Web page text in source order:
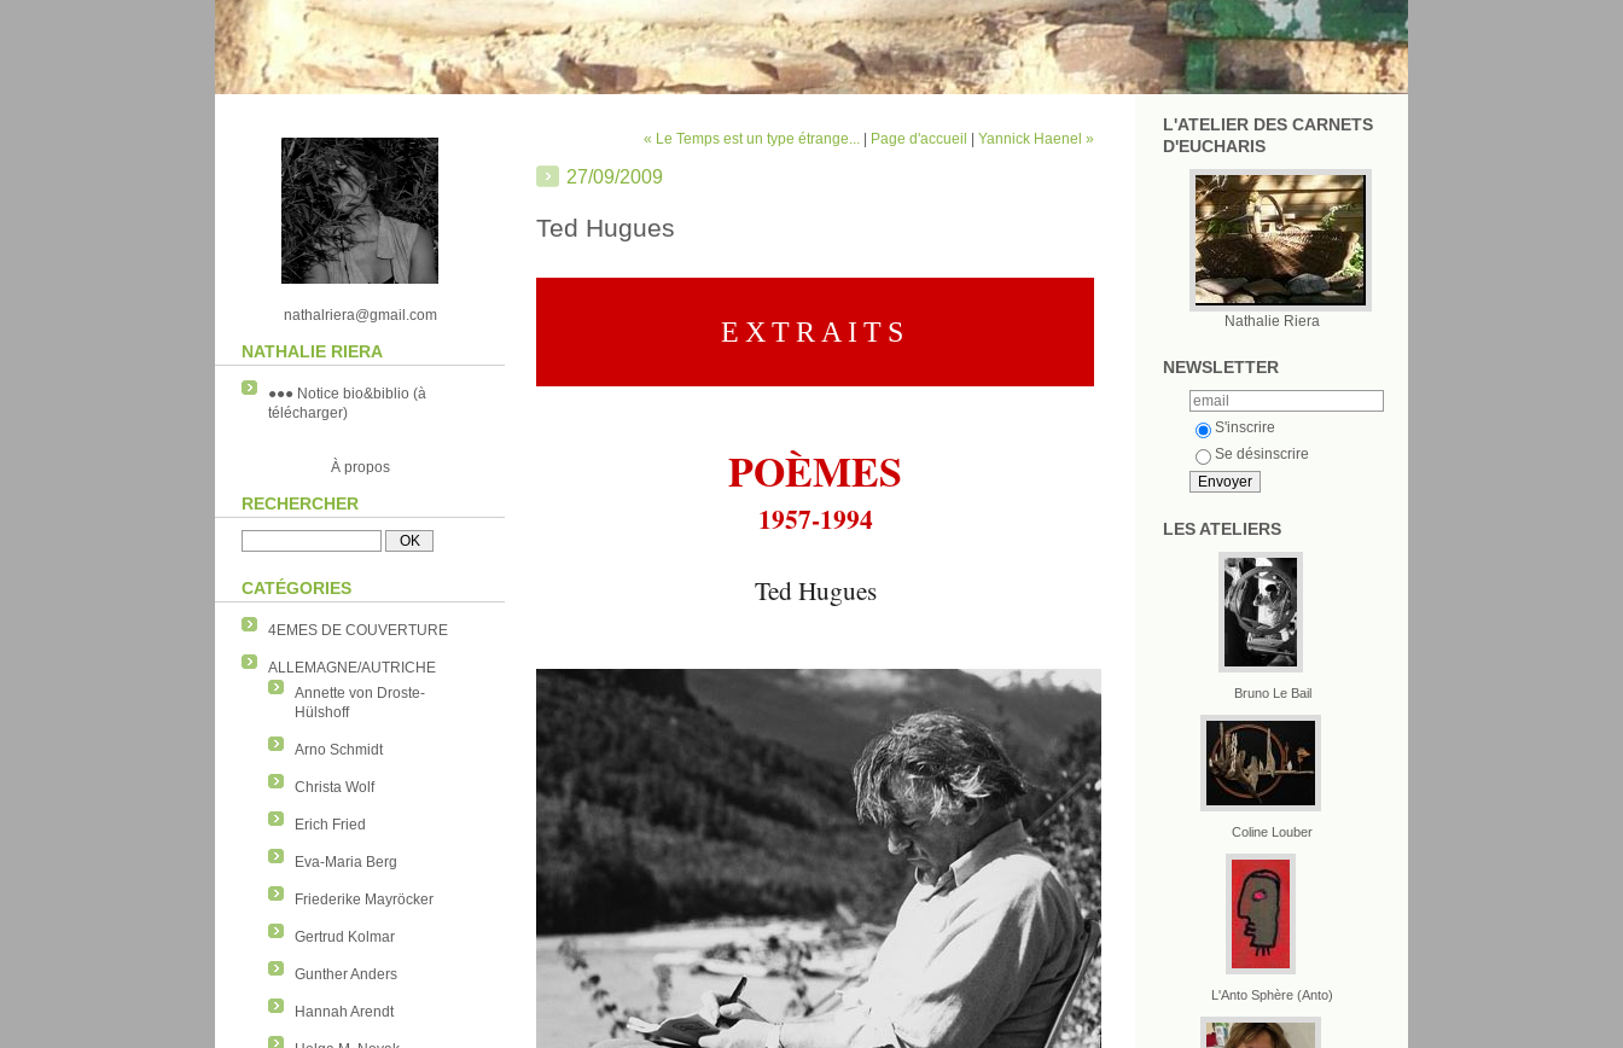
nathalriera@gmail.com
NATHALIE RIERA
●●● Notice bio&biblio (à
télécharger)
À propos
RECHERCHER
CATÉGORIES
4EMES DE COUVERTURE
ALLEMAGNE/AUTRICHE
Annette von Droste-
Hülshoff
Arno Schmidt
Christa Wolf
Erich Fried
Eva-Maria Berg
Friederike Mayröcker
Gertrud Kolmar
Gunther Anders
Hannah Arendt
L'ATELIER DES CARNETS
D'EUCHARIS
Nathalie Riera
NEWSLETTER
S'inscrire
Se désinscrire
LES ATELIERS
Bruno Le Bail
Coline Louber
L'Anto Sphère (Anto)
« Le Temps est un type étrange... Page d'accueil Yannick Haenel »
27/09/2009
Ted Hugues
EXTRAITS
POÈMES
1957-1994
Ted Hugues